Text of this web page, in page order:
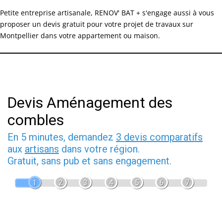
Petite entreprise artisanale, RENOV' BAT + s'engage aussi à vous
proposer un devis gratuit pour votre projet de travaux sur
Montpellier dans votre appartement ou maison.
Devis Aménagement des
combles
En 5 minutes, demandez 3 devis comparatifs
aux artisans dans votre région.
Gratuit, sans pub et sans engagement.
1 2 3 4 5 6 7